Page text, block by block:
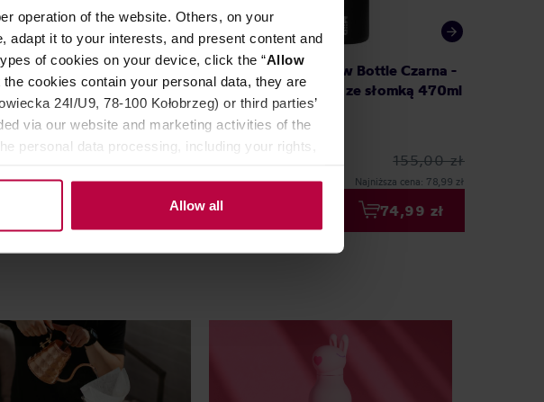
operation of the website. Others, on your
adapt it to your interests, and present content and
of cookies on your device, click the “Allow
cookies contain your personal data, they are
24I/U9, 78-100 Kołobrzeg) or third parties’
via our website and marketing activities of the
personal data processing, including your rights,
Allow all
Day Straw cup - kubek
ze słomką czarny 32oz/
Najniższa cena: 94,99 zł
94,99 zł
MiiR - Sipper Straw Bottle Czarna -
Butelka termiczna ze słomką 470ml
155,00 zł
Najniższa cena: 78,99 zł
74,99 zł